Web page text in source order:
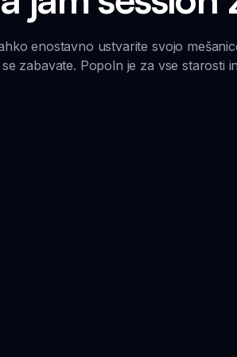
enostavno ustvarite svojo
zabavate. Popoln je za vse starosti